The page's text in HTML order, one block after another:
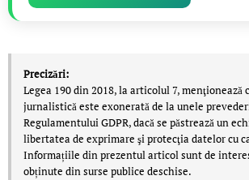
Precizări:
Legea 190 din 2018, la articolul 7, menţionează
jurnalistică este exonerată de la unele
Regulamentului GDPR, dacă se păstrează un
libertatea de exprimare şi protecţia datelor cu
Informațiile din prezentul articol sunt de
obținute din surse publice deschise.